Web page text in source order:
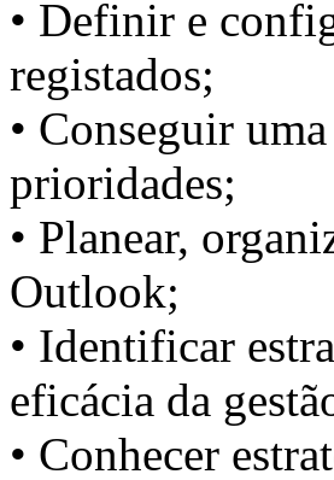
• Definir e
registados;
• Conseguir
prioridades;
• Planear,
Outlook;
• Identificar
eficácia da
• Conhecer